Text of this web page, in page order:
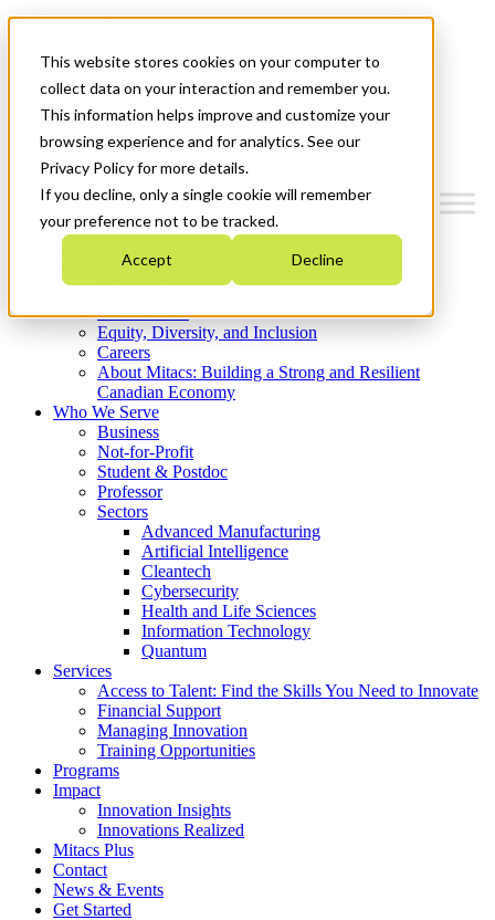
This website stores cookies on your computer to
collect data on your interaction and remember you.
This information helps improve and customize your
browsing experience and for analytics. See our
Privacy Policy for more details.
If you decline, only a single cookie will remember
your preference not to be tracked.
Accept Decline
News & Events
Get Started
Menu
Who We Are
Strategic Plan 2026-2030
What We Do
Equity, Diversity, and Inclusion
Careers
About Mitacs: Building a Strong and Resilient
Canadian Economy
Who We Serve
Business
Not-for-Profit
Student & Postdoc
Professor
Sectors
Advanced Manufacturing
Artificial Intelligence
Cleantech
Cybersecurity
Health and Life Sciences
Information Technology
Quantum
Services
Access to Talent: Find the Skills You Need to Innovate
Financial Support
Managing Innovation
Training Opportunities
Programs
Impact
Innovation Insights
Innovations Realized
Mitacs Plus
Contact
News & Events
Get Started